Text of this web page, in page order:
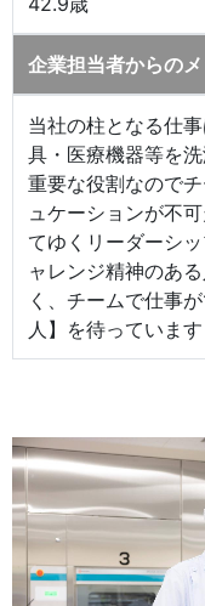
企業担当者からの
当社の柱となる仕
具・医療機器等を
重要な役割なので
ュケーションが不
てゆくリーダーシ
ャレンジ精神のあ
く、チームで仕事
人】を待っています